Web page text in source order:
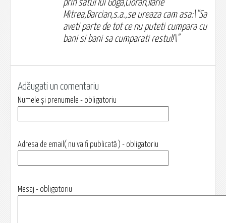
prin satul lui Goga,Cioran,Ilarie
Mitrea,Barcian,s.a.,se ureaza cam asa:\"Sa
aveti parte de tot ce nu puteti cumpara cu
bani si bani sa cumparati restul!\"
Adăugati un comentariu
Numele și prenumele - obligatoriu
Adresa de email( nu va fi publicată ) - obligatoriu
Mesaj - obligatoriu